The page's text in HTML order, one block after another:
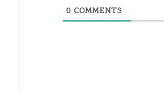
0 COMMENTS